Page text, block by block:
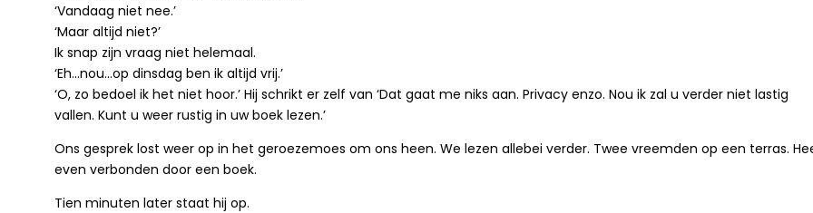
‘Vandaag niet nee.’
‘Maar altijd niet?’
Ik snap zijn vraag niet helemaal.
‘Eh…nou…op dinsdag ben ik altijd vrij.’
‘O, zo bedoel ik het niet hoor.’ Hij schrikt er zelf van ‘Dat gaat me niks aan. Privacy enzo. Nou ik zal u verder niet lastig
vallen. Kunt u weer rustig in uw boek lezen.’
Ons gesprek lost weer op in het geroezemoes om ons heen. We lezen allebei verder. Twee vreemden op een terras.
even verbonden door een boek.
Tien minuten later staat hij op.